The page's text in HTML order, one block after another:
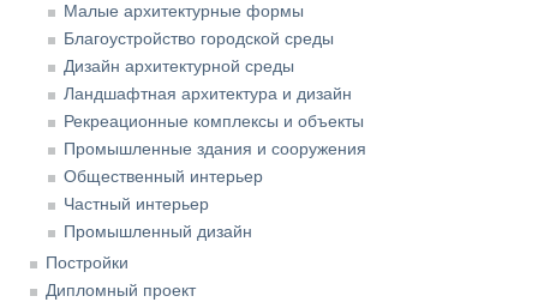
Малые архитектурные формы
Благоустройство городской среды
Дизайн архитектурной среды
Ландшафтная архитектура и дизайн
Рекреационные комплексы и объекты
Промышленные здания и сооружения
Общественный интерьер
Частный интерьер
Промышленный дизайн
Постройки
Дипломный проект